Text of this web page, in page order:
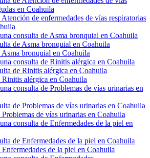
en Coahuila
de enfermedades de vías respiratorias
consulta de Asma bronquial en Coahuila
de Asma bronquial en Coahuila
Asma bronquial en Coahuila
consulta de Rinitis alérgica en Coahuila
de Rinitis alérgica en Coahuila
Rinitis alérgica en Coahuila
consulta de Problemas de vías urinarias en
de Problemas de vías urinarias en Coahuila
de vías urinarias en Coahuila
consulta de Enfermedades de la piel en
de Enfermedades de la piel en Coahuila
Enfermedades de la piel en Coahuila